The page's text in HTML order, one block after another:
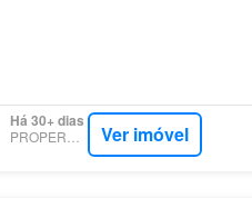
Há 30+ dias
PROPERSTAR Ver imóvel